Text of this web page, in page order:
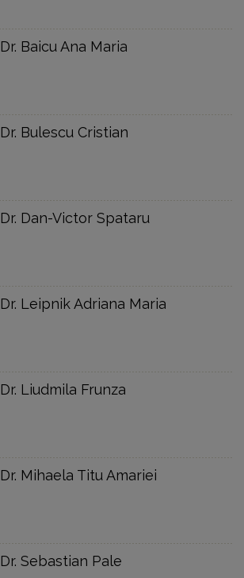
Dr. Baicu Ana Maria
Dr. Bulescu Cristian
Dr. Dan-Victor Spataru
Dr. Leipnik Adriana Maria
Dr. Liudmila Frunza
Dr. Mihaela Titu Amariei
Dr. Sebastian Pale